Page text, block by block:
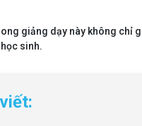
giảng dạy này không chỉ
sinh.